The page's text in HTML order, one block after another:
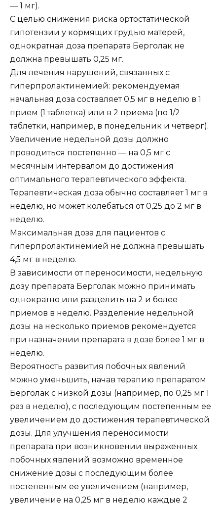
— 1 мг).
С целью снижения риска ортостатической
гипотензии у кормящих грудью матерей,
однократная доза препарата Берголак не
должна превышать 0,25 мг.
Для лечения нарушений, связанных с
гиперпролактинемией: рекомендуемая
начальная доза составляет 0,5 мг в неделю в 1
прием (1 таблетка) или в 2 приема (по 1/2
таблетки, например, в понедельник и четверг).
Увеличение недельной дозы должно
проводиться постепенно — на 0,5 мг с
месячным интервалом до достижения
оптимального терапевтического эффекта.
Терапевтическая доза обычно составляет 1 мг в
неделю, но может колебаться от 0,25 до 2 мг в
неделю.
Максимальная доза для пациентов с
гиперпролактинемией не должна превышать
4,5 мг в неделю.
В зависимости от переносимости, недельную
дозу препарата Берголак можно принимать
однократно или разделить на 2 и более
приемов в неделю. Разделение недельной
дозы на несколько приемов рекомендуется
при назначении препарата в дозе более 1 мг в
неделю.
Вероятность развития побочных явлений
можно уменьшить, начав терапию препаратом
Берголак с низкой дозы (например, по 0,25 мг 1
раз в неделю), с последующим постепенным ее
увеличением до достижения терапевтической
дозы. Для улучшения переносимости
препарата при возникновении выраженных
побочных явлений возможно временное
снижение дозы с последующим более
постепенным ее увеличением (например,
увеличение на 0,25 мг в неделю каждые 2